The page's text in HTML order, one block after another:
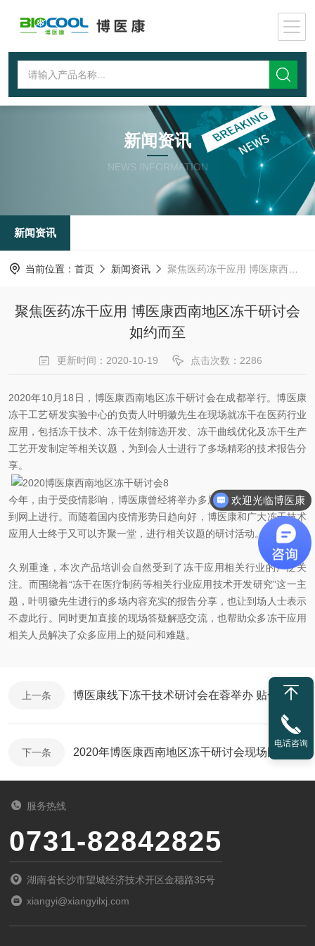
新闻资讯
NEWS INFORMATION
新闻资讯
当前位置： 首页 新闻资讯 聚焦医药冻干应用 博医康西南地区冻干研讨会如约而至
聚焦医药冻干应用 博医康西南地区冻干研讨会
如约而至
更新时间：2020-10-19 点击次数：2286
2020年10月18日，博医康西南地区冻干研讨会在成都举行。博医康
冻干工艺研发实验中心的负责人叶明徽先生在现场就冻干在医药行业
应用，包括冻干技术、冻干佐剂筛选开发、冻干曲线优化及冻干生产
工艺开发制定等相关议题，为到会人士进行了多场精彩的技术报告分
享。
今年，由于受疫情影响，博医康曾经将举办多届的冻干技术研讨会搬
到网上进行。而随着国内疫情形势日趋向好，博医康和广大冻干技术
应用人士终于又可以齐聚一堂，进行相关议题的研讨活动。
久别重逢，本次产品培训会自然受到了冻干应用相关行业的广泛关
注。而围绕着“冻干在医疗制药等相关行业应用技术开发研究”这一主
题，叶明徽先生进行的多场内容充实的报告分享，也让到场人士表示
不虚此行。同时更加直接的现场答疑解惑交流，也帮助众多冻干应用
相关人员解决了众多应用上的疑问和难题。
上一条 博医康线下冻干技术研讨会在蓉举办 贴合实际受关注
下一条 2020年博医康西南地区冻干研讨会现场图集
服务热线
0731-82842825
湖南省长沙市望城经济技术开区金穗路35号
xiangyi@xiangyilxj.com
电话咨询
欢迎光临博医康